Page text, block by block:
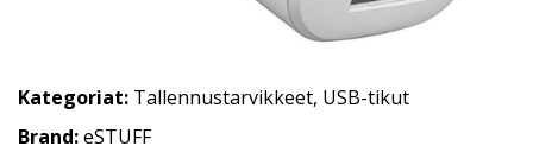
Kategoriat: Tallennustarvikkeet, USB-tikut
Brand:eSTUFF